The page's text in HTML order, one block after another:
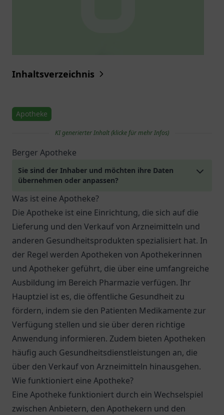
Inhaltsverzeichnis
Apotheke
KI generierter Inhalt (klicke für mehr Infos)
Berger Apotheke
Sie sind der Inhaber und möchten ihre Daten
übernehmen oder anpassen?
Was ist eine Apotheke?
Die Apotheke ist eine Einrichtung, die sich auf die
Lieferung und den Verkauf von Arzneimitteln und
anderen Gesundheitsprodukten spezialisiert hat. In
der Regel werden Apotheken von Apothekerinnen
und Apotheker geführt, die über eine umfangreiche
Ausbildung im Bereich Pharmazie verfügen. Ihr
Hauptziel ist es, die öffentliche Gesundheit zu
fördern, indem sie den Patienten Medikamente zur
Verfügung stellen und sie über deren richtige
Anwendung informieren. Zudem bieten Apotheken
häufig auch Gesundheitsdienstleistungen an, die
über den Verkauf von Arzneimitteln hinausgehen.
Wie funktioniert eine Apotheke?
Eine Apotheke funktioniert durch ein Wechselspiel
zwischen Anbietern, den Apothekern und den